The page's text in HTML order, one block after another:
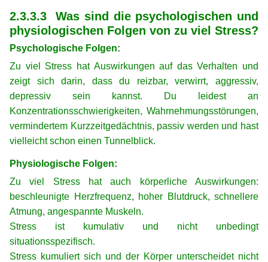
2.3.3.3 Was sind die psychologischen und
physiologischen Folgen von zu viel Stress?
Psychologische Folgen:
Zu viel Stress hat Auswirkungen auf das Verhalten und
zeigt sich darin, dass du reizbar, verwirrt, aggressiv,
depressiv sein kannst. Du leidest an
Konzentrationsschwierigkeiten, Wahrnehmungsstörungen,
vermindertem Kurzzeitgedächtnis, passiv werden und hast
vielleicht schon einen Tunnelblick.
Physiologische Folgen:
Zu viel Stress hat auch körperliche Auswirkungen:
beschleunigte Herzfrequenz, hoher Blutdruck, schnellere
Atmung, angespannte Muskeln.
Stress ist kumulativ und nicht unbedingt
situationsspezifisch.
Stress kumuliert sich und der Körper unterscheidet nicht